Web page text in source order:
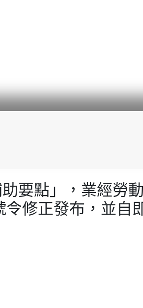
要點」，業經勞
修正發布，並自